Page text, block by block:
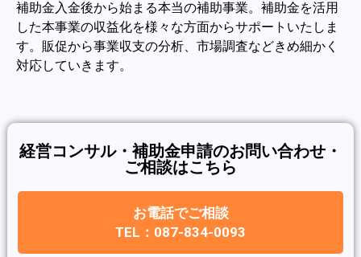
補助金入金後から始まる本当の補助事業。補助金を活用
した本事業の収益化を様々な方面からサポートいたしま
す。販促から事業収支の分析、市場調査などきめ細かく
対応していきます。
経営コンサル・補助金申請のお問い合わせ・
ご相談はこちら
お電話でご相談
TEL：087-834-0093